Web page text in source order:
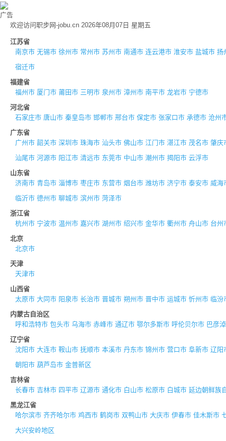
广告
欢迎访问职步网-jobu.cn 2026年08月07日 星期五
江苏省
南京市 无锡市 徐州市 常州市 苏州市 南通市 连云港市 淮安市 盐城市 扬
宿迁市
福建省
福州市 厦门市 莆田市 三明市 泉州市 漳州市 南平市 龙岩市 宁德市
河北省
石家庄市 唐山市 秦皇岛市 邯郸市 邢台市 保定市 张家口市 承德市 沧州
广东省
广州市 韶关市 深圳市 珠海市 汕头市 佛山市 江门市 湛江市 茂名市 肇庆
汕尾市 河源市 阳江市 清远市 东莞市 中山市 潮州市 揭阳市 云浮市
山东省
济南市 青岛市 淄博市 枣庄市 东营市 烟台市 潍坊市 济宁市 泰安市 威海
临沂市 德州市 聊城市 滨州市 菏泽市
浙江省
杭州市 宁波市 温州市 嘉兴市 湖州市 绍兴市 金华市 衢州市 舟山市 台州
北京
北京市
天津
天津市
山西省
太原市 大同市 阳泉市 长治市 晋城市 朔州市 晋中市 运城市 忻州市 临汾
内蒙古自治区
呼和浩特市 包头市 乌海市 赤峰市 通辽市 鄂尔多斯市 呼伦贝尔市 巴彦
辽宁省
沈阳市 大连市 鞍山市 抚顺市 本溪市 丹东市 锦州市 营口市 阜新市 辽阳
朝阳市 葫芦岛市 金普新区
吉林省
长春市 吉林市 四平市 辽源市 通化市 白山市 松原市 白城市 延边朝鲜族
黑龙江省
哈尔滨市 齐齐哈尔市 鸡西市 鹤岗市 双鸭山市 大庆市 伊春市 佳木斯市
大兴安岭地区